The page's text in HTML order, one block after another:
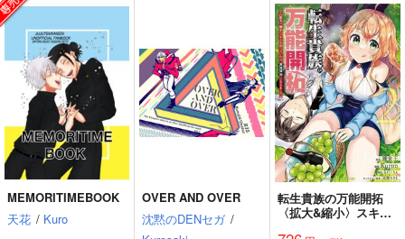
MEMORITIMEBOOK
天花 / Kuro
OVER AND OVER
沈黙のDENセガ /
転生貴族の万能開拓
〈拡大&縮小〉スキル